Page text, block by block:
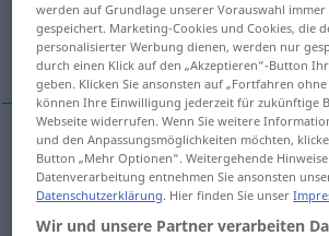
darauf bestehen, beharren, es
versuchen
Beispiele
insister surqc
Nachdruck, denAkzentaufetwas (ACC)
werden auf Grundlage unserer Vorauswahl
gespeichert. Marketing-Cookies und Cookies, die
personalisierter Werbung dienen, werden nur
durch einen Klick auf den „Akzeptieren“-Button
geben. Klicken Sie ansonsten auf „Fortfahren
können Ihre Einwilligung jederzeit für zukünftige
Webseite widerrufen. Wenn Sie weitere
und den Anpassungsmöglichkeiten möchten,
Button „Mehr Optionen“. Weitergehende
Datenverarbeitung entnehmen Sie ansonsten
Datenschutzerklärung. Hier finden Sie unser
Wir und unsere Partner verarbeiten